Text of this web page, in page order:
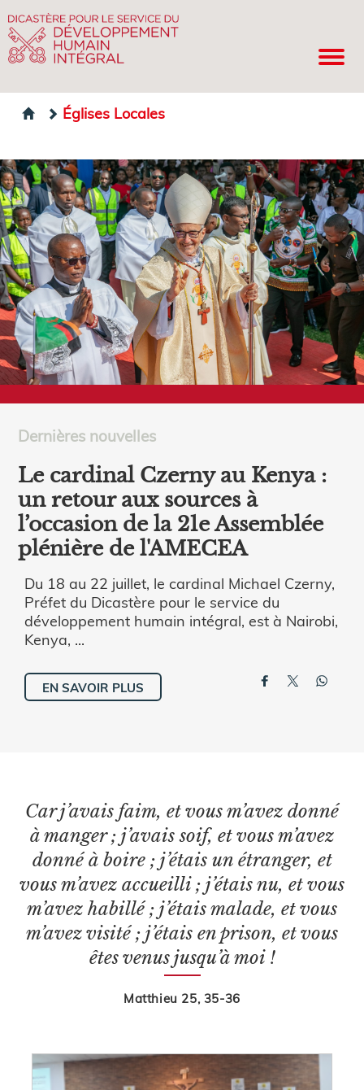
Églises Locales
Dernières nouvelles
Le cardinal Czerny au Kenya :
un retour aux sources à
l’occasion de la 21e Assemblée
plénière de l'AMECEA
Du 18 au 22 juillet, le cardinal Michael Czerny,
Préfet du Dicastère pour le service du
développement humain intégral, est à Nairobi,
Kenya, ...
EN SAVOIR PLUS
Car j’avais faim, et vous m’avez donné
à manger ; j’avais soif, et vous m’avez
donné à boire ; j’étais un étranger, et
vous m’avez accueilli ; j’étais nu, et vous
m’avez habillé ; j’étais malade, et vous
m’avez visité ; j’étais en prison, et vous
êtes venus jusqu’à moi !
Matthieu 25, 35-36